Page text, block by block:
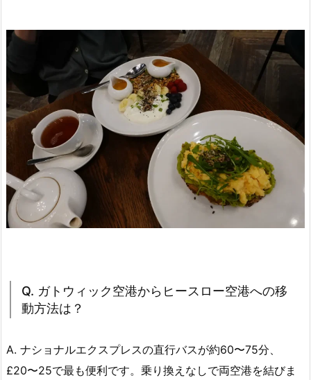
Q. ガトウィック空港からヒースロー空港への移
動方法は？
A. ナショナルエクスプレスの直行バスが約60〜75分、
£20〜25で最も便利です。乗り換えなしで両空港を結びま